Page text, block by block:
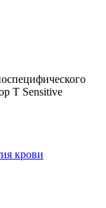
T Sensitive
крови